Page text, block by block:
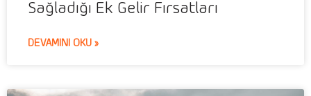
Sağladığı Ek Gelir Fırsatları
DEVAMINI OKU »